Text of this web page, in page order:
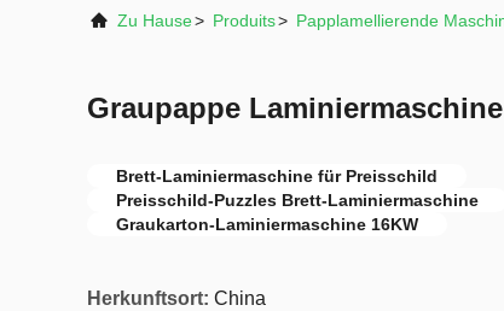
Zu Hause> Produits> Papplamellierende
Graupappe
Brett-Laminiermaschine für Preisschild
Preisschild-Puzzles Brett-Laminiermaschine
Graukarton-Laminiermaschine 16KW
Herkunftsort: China